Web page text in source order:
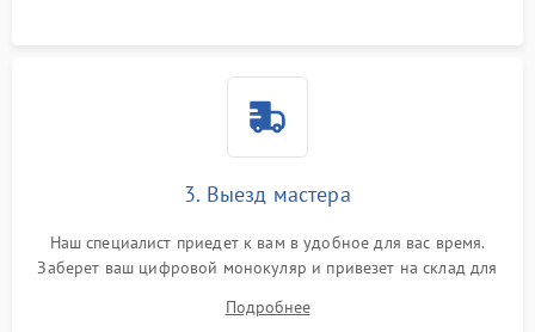
3. Выезд мастера
Наш специалист приедет к вам в удобное для вас время.
Заберет ваш цифровой монокуляр и привезет на склад для
Подробнее